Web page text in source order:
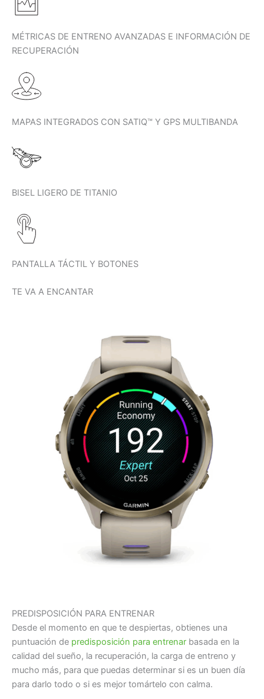
MÉTRICAS DE ENTRENO AVANZADAS E INFORMACIÓN DE
RECUPERACIÓN
MAPAS INTEGRADOS CON SATIQ™ Y GPS MULTIBANDA
BISEL LIGERO DE TITANIO
PANTALLA TÁCTIL Y BOTONES
TE VA A ENCANTAR
PREDISPOSICIÓN PARA ENTRENAR
Desde el momento en que te despiertas, obtienes una
puntuación de predisposición para entrenar basada en la
calidad del sueño, la recuperación, la carga de entreno y
mucho más, para que puedas determinar si es un buen día
para darlo todo o si es mejor tomártelo con calma.